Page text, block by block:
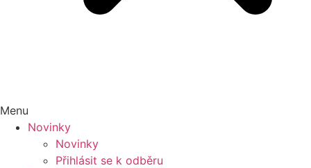
Menu
Novinky
Novinky
Přihlásit se k odběru